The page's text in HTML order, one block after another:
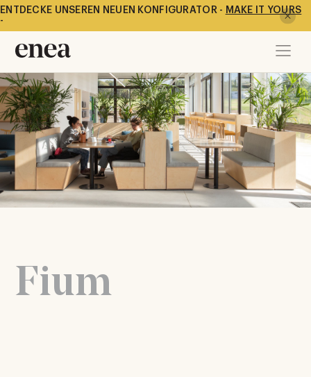
ENTDECKE UNSEREN NEUEN KONFIGURATOR - MAKE IT YOURS
-
Fium